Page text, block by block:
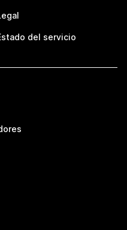
del servicio